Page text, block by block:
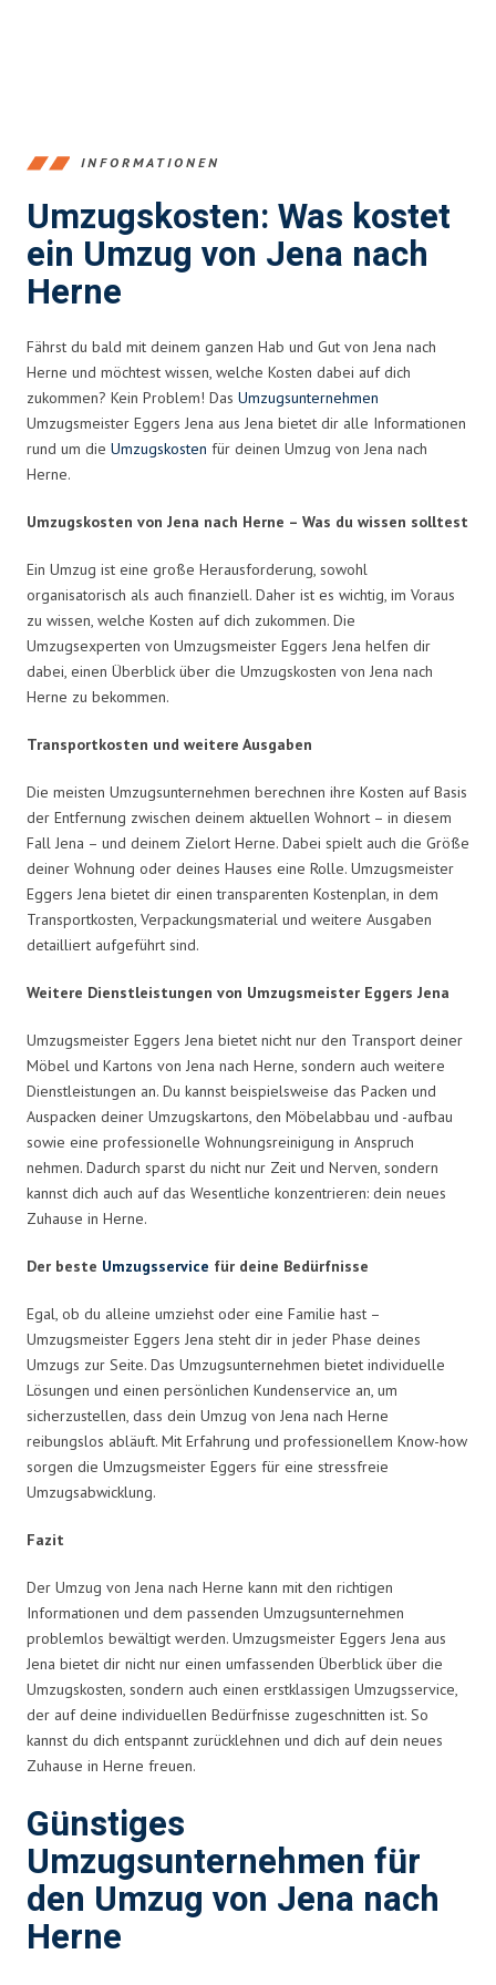
INFORMATIONEN
Umzugskosten: Was kostet
ein Umzug von Jena nach
Herne
Fährst du bald mit deinem ganzen Hab und Gut von Jena nach
Herne und möchtest wissen, welche Kosten dabei auf dich
zukommen? Kein Problem! Das Umzugsunternehmen
Umzugsmeister Eggers Jena aus Jena bietet dir alle Informationen
rund um die Umzugskosten für deinen Umzug von Jena nach
Herne.
Umzugskosten von Jena nach Herne – Was du wissen solltest
Ein Umzug ist eine große Herausforderung, sowohl
organisatorisch als auch finanziell. Daher ist es wichtig, im Voraus
zu wissen, welche Kosten auf dich zukommen. Die
Umzugsexperten von Umzugsmeister Eggers Jena helfen dir
dabei, einen Überblick über die Umzugskosten von Jena nach
Herne zu bekommen.
Transportkosten und weitere Ausgaben
Die meisten Umzugsunternehmen berechnen ihre Kosten auf Basis
der Entfernung zwischen deinem aktuellen Wohnort – in diesem
Fall Jena – und deinem Zielort Herne. Dabei spielt auch die Größe
deiner Wohnung oder deines Hauses eine Rolle. Umzugsmeister
Eggers Jena bietet dir einen transparenten Kostenplan, in dem
Transportkosten, Verpackungsmaterial und weitere Ausgaben
detailliert aufgeführt sind.
Weitere Dienstleistungen von Umzugsmeister Eggers Jena
Umzugsmeister Eggers Jena bietet nicht nur den Transport deiner
Möbel und Kartons von Jena nach Herne, sondern auch weitere
Dienstleistungen an. Du kannst beispielsweise das Packen und
Auspacken deiner Umzugskartons, den Möbelabbau und -aufbau
sowie eine professionelle Wohnungsreinigung in Anspruch
nehmen. Dadurch sparst du nicht nur Zeit und Nerven, sondern
kannst dich auch auf das Wesentliche konzentrieren: dein neues
Zuhause in Herne.
Der beste Umzugsservice für deine Bedürfnisse
Egal, ob du alleine umziehst oder eine Familie hast –
Umzugsmeister Eggers Jena steht dir in jeder Phase deines
Umzugs zur Seite. Das Umzugsunternehmen bietet individuelle
Lösungen und einen persönlichen Kundenservice an, um
sicherzustellen, dass dein Umzug von Jena nach Herne
reibungslos abläuft. Mit Erfahrung und professionellem Know-how
sorgen die Umzugsmeister Eggers für eine stressfreie
Umzugsabwicklung.
Fazit
Der Umzug von Jena nach Herne kann mit den richtigen
Informationen und dem passenden Umzugsunternehmen
problemlos bewältigt werden. Umzugsmeister Eggers Jena aus
Jena bietet dir nicht nur einen umfassenden Überblick über die
Umzugskosten, sondern auch einen erstklassigen Umzugsservice,
der auf deine individuellen Bedürfnisse zugeschnitten ist. So
kannst du dich entspannt zurücklehnen und dich auf dein neues
Zuhause in Herne freuen.
Günstiges
Umzugsunternehmen für
den Umzug von Jena nach
Herne